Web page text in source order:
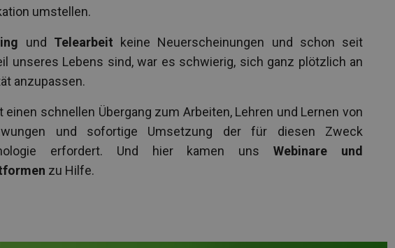
umstellen.
und Telearbeit keine Neuerscheinungen und schon seit
unseres Lebens sind, war es schwierig, sich ganz plötzlich an
anzupassen.
einen schnellen Übergang zum Arbeiten, Lehren und Lernen von
und sofortige Umsetzung der für diesen Zweck
erfordert. Und hier kamen unsWebinare und
zu Hilfe.